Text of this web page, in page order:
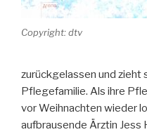
Copyright: dtv
zurückgelassen und
Pflegefamilie. Als ihre
vor Weihnachten wieder
aufbrausende Ärztin Jess